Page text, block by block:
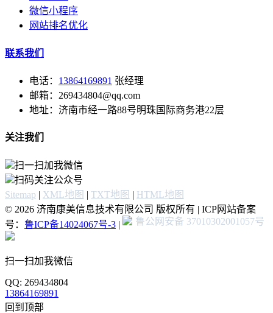
微信小程序
网站排名优化
联系我们
电话： 13864169891 张经理
邮箱：269434804@qq.com
地址：济南市经一路88号明珠国际商务港22层
关注我们
扫一扫加我微信
扫码关注公众号
Sitemap | XML地图 | TXT地图 | HTML地图
© 2026 济南康美信息技术有限公司 版权所有 | ICP网站备案
号： 鲁ICP备14024067号-3 | 鲁公网安备 37010302001057号
扫一扫加我微信
QQ: 269434804
13864169891
回到顶部